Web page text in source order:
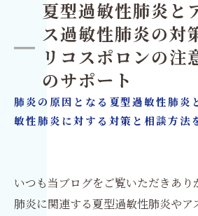
夏型過敏性肺炎と
ス過敏性肺炎の対
リコスポロンの注
のサポート
肺炎の原因となる夏型過敏性肺炎
敏性肺炎に対する対策と相談方法
いつも当ブログをご覧いただきあり
肺炎に関連する夏型過敏性肺炎やア